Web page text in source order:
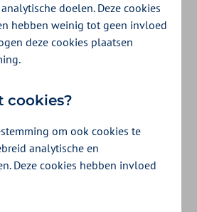
bedoelen we het ondersteunen of
taken. Dit gebeurt bij
of beperking het huishouden
kunnen doen. Denk bijvoorbeeld
het verzorgen van planten en
en de maaltijden klaarmaken.
ook wel schoonmaken of
genoemd.
uren
doelen. Deze cookies
hebben weinig tot geen invloed
deze cookies plaatsen
cookies?
om ook cookies te
analytische en
Deze cookies hebben invloed